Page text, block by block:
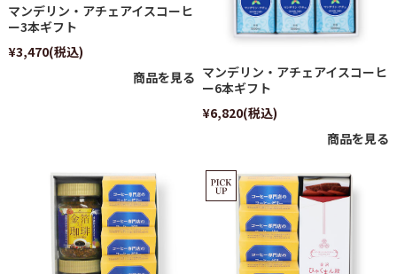
マンデリン・アチェアイスコーヒ
ー3本ギフト
¥3,470(税込)
商品を見る マンデリン・アチェアイスコーヒ
ー6本ギフト
¥6,820(税込)
商品を見る